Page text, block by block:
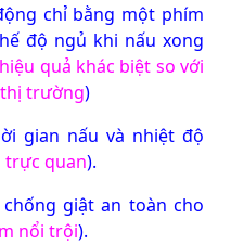
chỉ bằng một phím
độ ngủ khi nấu xong
quả khác biệt so với
trường)
gian nấu và nhiệt độ
trực quan).
giật an toàn cho
nổi trội).